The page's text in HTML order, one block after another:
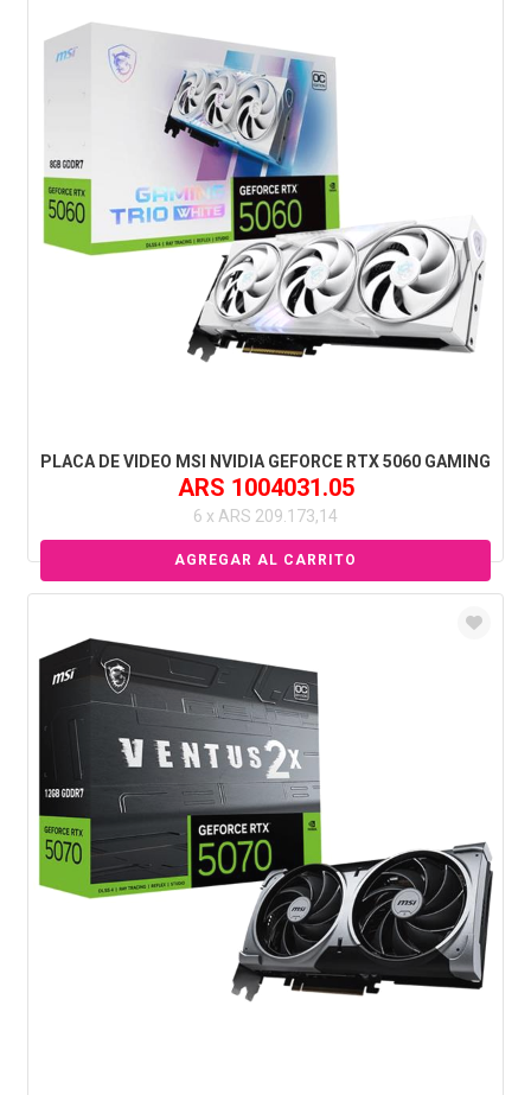
PLACA DE VIDEO MSI NVIDIA GEFORCE RTX 5060 GAMING
ARS 1004031.05
6 x ARS 209.173,14